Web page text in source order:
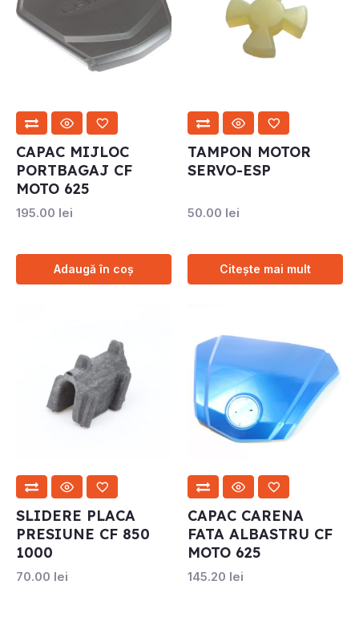
CAPAC MIJLOC
PORTBAGAJ CF
MOTO 625
195.00 lei
Adaugă în coș
TAMPON MOTOR
SERVO-ESP
50.00 lei
Citește mai mult
SLIDERE PLACA
PRESIUNE CF 850
1000
70.00 lei
CAPAC CARENA
FATA ALBASTRU CF
MOTO 625
145.20 lei